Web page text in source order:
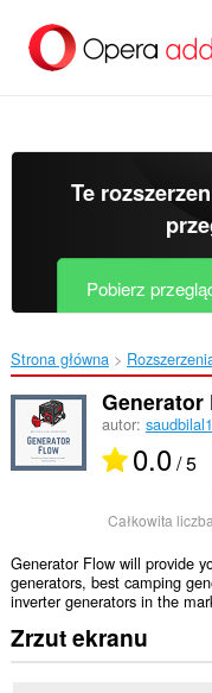
treści
Te
Pobierz
Strona główna
Generator
autor:
0.0/ 5
Całkowita
Generator Flow will provide
generators, best camping
inverter generators in the
Zrzut ekranu